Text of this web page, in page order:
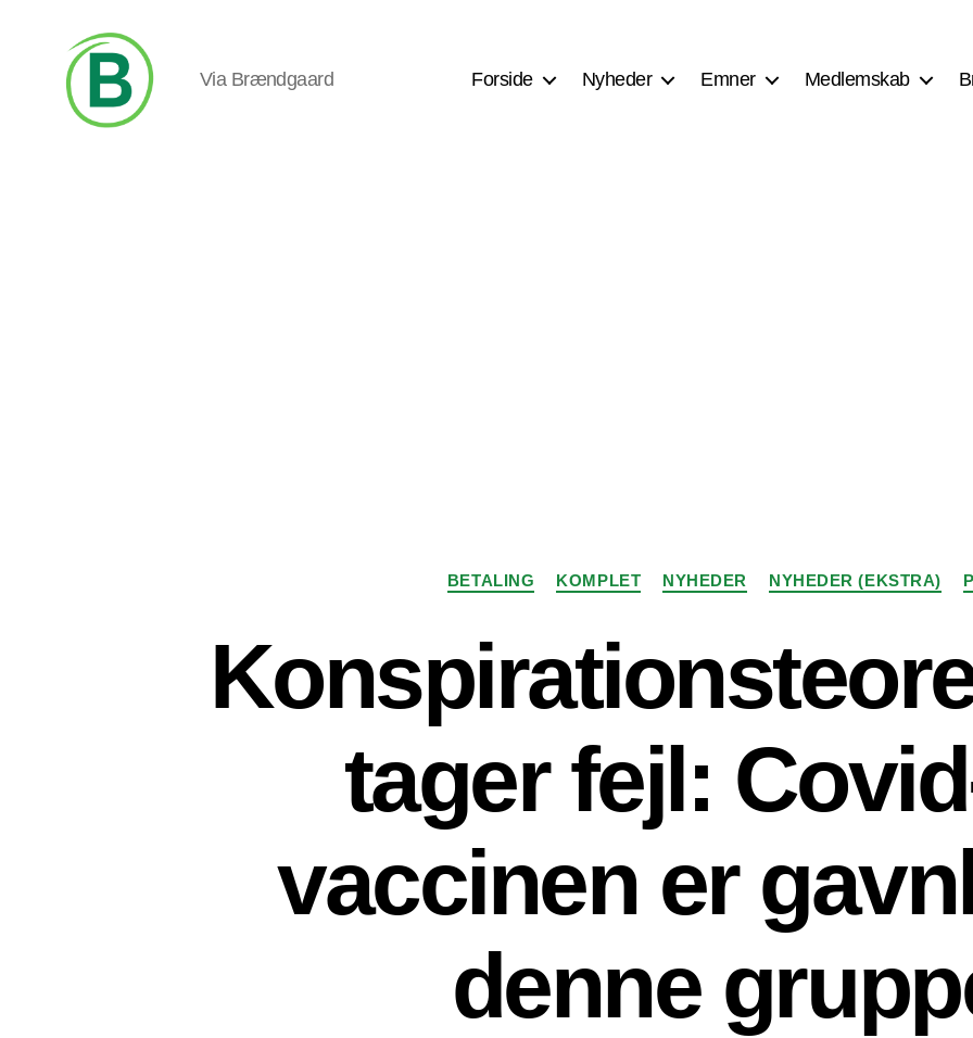
Via Brændgaard Forside Nyheder Emner Medlemskab
Kategorier
BETALING KOMPLET NYHEDER NYHEDER (EKSTRA)
tager fejl:
vaccinen er
denne